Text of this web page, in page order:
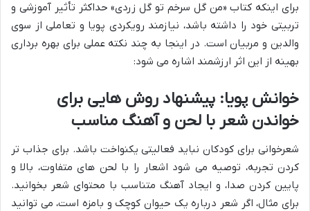
برای اینکه کتاب «من گل سرخم تو گل زردی» حداکثر تأثیر آموزشی و
تربیتی خود را داشته باشد، نیازمند رویکردی پویا و تعاملی از سوی
والدین و مربیان است. در اینجا به چند نکته عملی برای بهره برداری
بهینه از این اثر ارزشمند اشاره می شود:
خوانش پویا: پیشنهاد روش هایی برای
خواندن شعر با لحن و آهنگ مناسب
شعرخوانی برای کودکان نباید فعالیتی یکنواخت باشد. برای جذاب تر
کردن تجربه، توصیه می شود اشعار را با لحن های متفاوت، بالا و
پایین کردن صدا، و ایجاد آهنگ متناسب با محتوای شعر بخوانید.
برای مثال، اگر شعر درباره یک حیوان کوچک و بامزه است، می توانید